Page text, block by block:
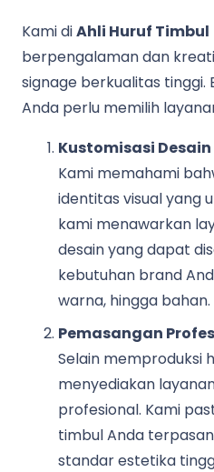
Kami diAhli Huruf Timbul
berpengalaman dan
signage berkualitas
Anda perlu memilih
Kustomisasi Desain
Kami memahami
identitas visual yang
kami menawarkan
desain yang dapat
kebutuhan brand
warna, hingga bahan.
Pemasangan
Selain memproduksi
menyediakan
profesional. Kami
timbul Anda
standar estetika